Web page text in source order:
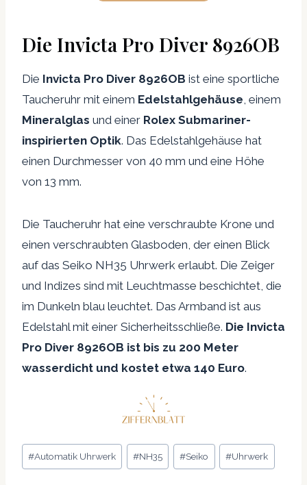
Die Invicta Pro Diver 8926OB
Die Invicta Pro Diver 8926OB ist eine sportliche
Taucheruhr mit einem Edelstahlgehäuse, einem
Mineralglas und einer Rolex Submariner-
inspirierten Optik. Das Edelstahlgehäuse hat
einen Durchmesser von 40 mm und eine Höhe
von 13 mm.
Die Taucheruhr hat eine verschraubte Krone und
einen verschraubten Glasboden, der einen Blick
auf das Seiko NH35 Uhrwerk erlaubt. Die Zeiger
und Indizes sind mit Leuchtmasse beschichtet, die
im Dunkeln blau leuchtet. Das Armband ist aus
Edelstahl mit einer Sicherheitsschließe. Die Invicta
Pro Diver 8926OB ist bis zu 200 Meter
wasserdicht und kostet etwa 140 Euro.
Schlagworte:
#Automatik Uhrwerk #NH35 #Seiko #Uhrwerk